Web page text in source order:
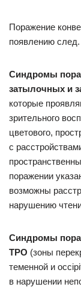
Поражение
появлению
Синдромы
затылочных и
которые
зрительного
цветового,
с
поражении
возможны
нарушению
Синдромы
ТРО (зоны
теменной и
в нарушении